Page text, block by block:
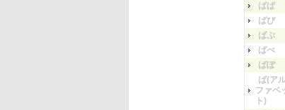
ばぱ
ばぴ
ばぷ
ばぺ
ばぽ
ば(ア
ファベ
ト)